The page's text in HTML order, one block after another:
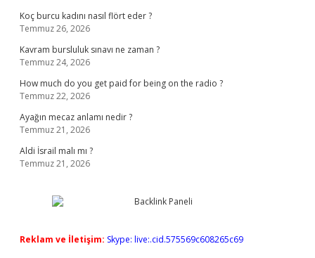
Koç burcu kadını nasıl flört eder ?
Temmuz 26, 2026
Kavram bursluluk sınavı ne zaman ?
Temmuz 24, 2026
How much do you get paid for being on the radio ?
Temmuz 22, 2026
Ayağın mecaz anlamı nedir ?
Temmuz 21, 2026
Aldi İsrail malı mı ?
Temmuz 21, 2026
Reklam ve İletişim: Skype: live:.cid.575569c608265c69